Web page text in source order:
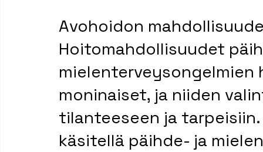
Avohoidon
Hoitomahdollisuudet
moninaiset, ja niiden
tilanteeseen ja
käsitellä päihde- ja